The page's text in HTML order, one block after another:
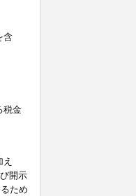
含
税金
開示
ため